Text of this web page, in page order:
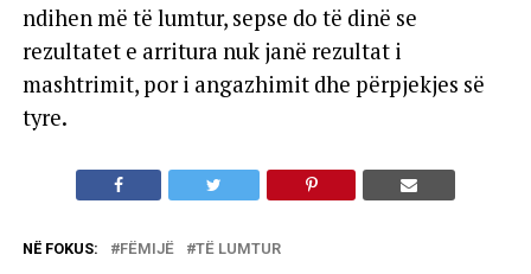
ndihen më të lumtur, sepse do të dinë se
rezultatet e arritura nuk janë rezultat i
mashtrimit, por i angazhimit dhe përpjekjes së
tyre.
NË FOKUS: FËMIJË TË LUMTUR